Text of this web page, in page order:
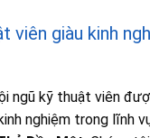
viên giàu kinh
ngũ kỹ thuật viên
nghiệm trong lĩnh